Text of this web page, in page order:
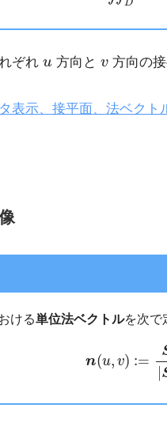
D
ぞれu
u 方向とv
v 方向の
表示、接平面、法ベクト
ける単位法ベクトルを次で
n(u, v) :=
|
×